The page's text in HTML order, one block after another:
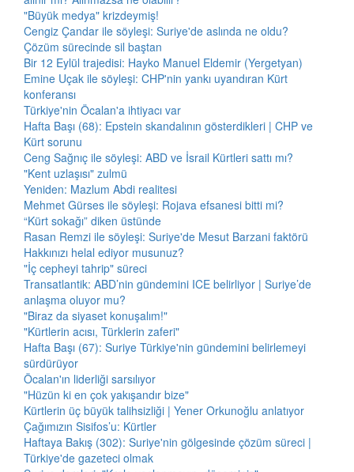
"Büyük medya" krizdeymiş!
Cengiz Çandar ile söyleşi: Suriye'de aslında ne oldu?
Çözüm sürecinde sil baştan
Bir 12 Eylül trajedisi: Hayko Manuel Eldemir (Yergetyan)
Emine Uçak ile söyleşi: CHP'nin yankı uyandıran Kürt
konferansı
Türkiye'nin Öcalan'a ihtiyacı var
Hafta Başı (68): Epstein skandalının gösterdikleri | CHP ve
Kürt sorunu
Ceng Sağnıç ile söyleşi: ABD ve İsrail Kürtleri sattı mı?
"Kent uzlaşısı" zulmü
Yeniden: Mazlum Abdi realitesi
Mehmet Gürses ile söyleşi: Rojava efsanesi bitti mi?
“Kürt sokağı” diken üstünde
Rasan Remzi ile söyleşi: Suriye'de Mesut Barzani faktörü
Hakkınızı helal ediyor musunuz?
"İç cepheyi tahrip" süreci
Transatlantik: ABD’nin gündemini ICE belirliyor | Suriye’de
anlaşma oluyor mu?
"Biraz da siyaset konuşalım!"
"Kürtlerin acısı, Türklerin zaferi"
Hafta Başı (67): Suriye Türkiye'nin gündemini belirlemeyi
sürdürüyor
Öcalan'ın liderliği sarsılıyor
"Hüzün ki en çok yakışandır bize"
Kürtlerin üç büyük talihsizliği | Yener Orkunoğlu anlatıyor
Çağımızın Sisifos’u: Kürtler
Haftaya Bakış (302): Suriye'nin gölgesinde çözüm süreci |
Türkiye'de gazeteci olmak